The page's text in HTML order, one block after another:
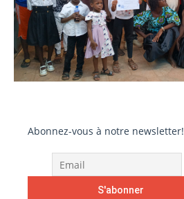
Abonnez-vous à notre newsletter!